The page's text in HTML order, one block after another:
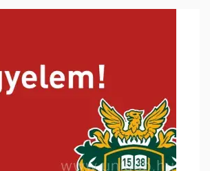
hasznosulását.